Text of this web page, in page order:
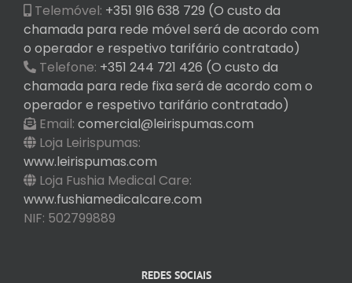
Telemóvel: +351 916 638 729 (O custo da
chamada para rede móvel será de acordo com
o operador e respetivo tarifário contratado)
Telefone: +351 244 721 426 (O custo da
chamada para rede fixa será de acordo com o
operador e respetivo tarifário contratado)
Email: comercial@leirispumas.com
Loja Leirispumas:
www.leirispumas.com
Loja Fushia Medical Care:
www.fushiamedicalcare.com
NIF: 502799889
REDES SOCIAIS